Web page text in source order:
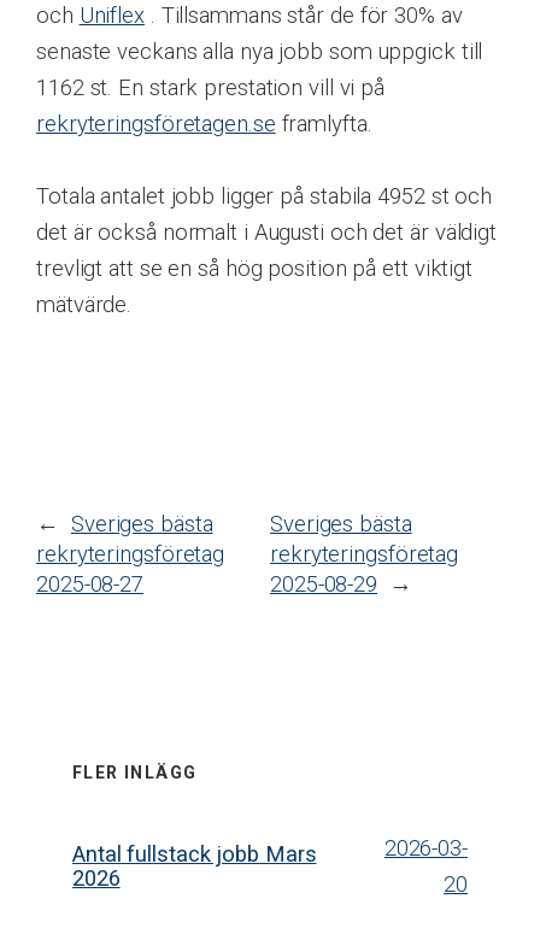
och Uniflex. Tillsammans står de för 30% av
senaste veckans alla nya jobb som uppgick till
1162 st. En stark prestation vill vi på
rekryteringsföretagen.se framlyfta.
Totala antalet jobb ligger på stabila 4952 st och
det är också normalt i Augusti och det är väldigt
trevligt att se en så hög position på ett viktigt
mätvärde.
←
Sveriges bästa
rekryteringsföretag
2025-08-27
Sveriges bästa
rekryteringsföretag
2025-08-29
→
FLER INLÄGG
Antal fullstack jobb Mars
2026
2026-03-
20